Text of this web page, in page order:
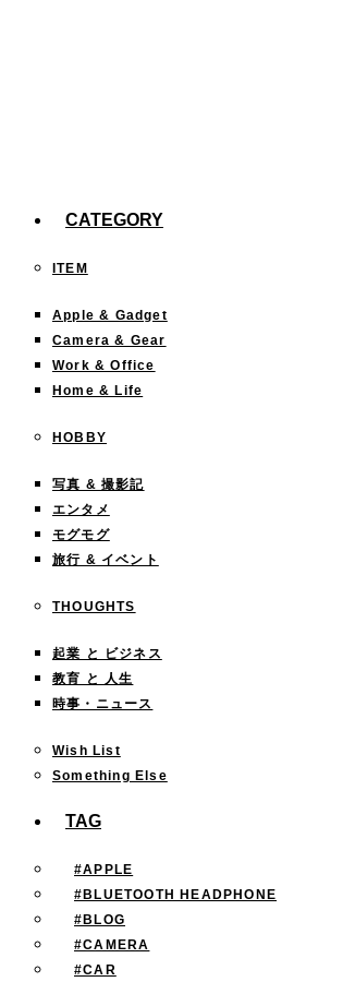
CATEGORY
ITEM
Apple & Gadget
Camera & Gear
Work & Office
Home & Life
HOBBY
写真 & 撮影記
エンタメ
モグモグ
旅行 & イベント
THOUGHTS
起業 と ビジネス
教育 と 人生
時事・ニュース
Wish List
Something Else
TAG
#APPLE
#BLUETOOTH HEADPHONE
#BLOG
#CAMERA
#CAR